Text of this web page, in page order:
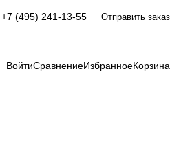
+7 (495) 241-13-55 Отправить заказ
ВойтиСравнениеИзбранноеКорзина